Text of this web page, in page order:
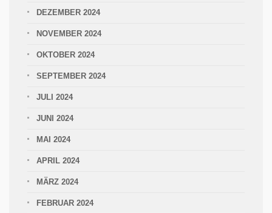
DEZEMBER 2024
NOVEMBER 2024
OKTOBER 2024
SEPTEMBER 2024
JULI 2024
JUNI 2024
MAI 2024
APRIL 2024
MÄRZ 2024
FEBRUAR 2024